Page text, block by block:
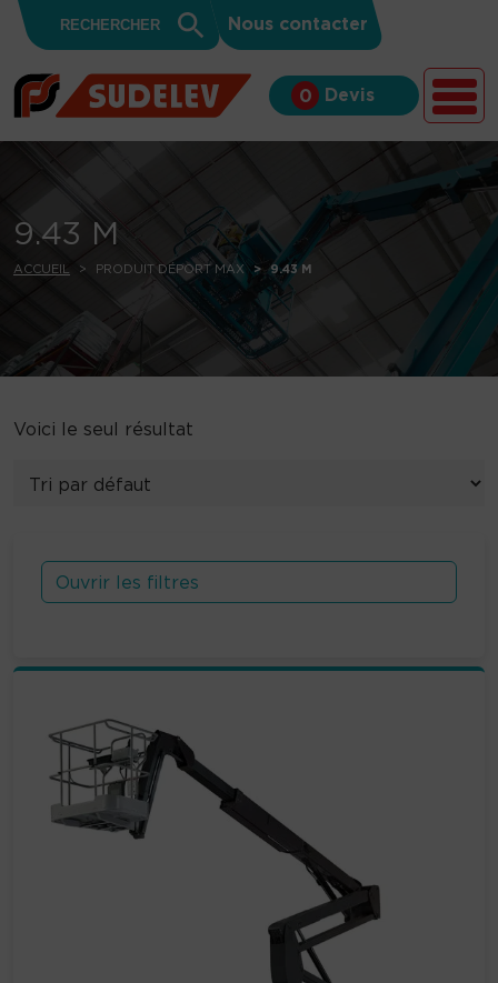
Skip to content
for:
Search
Button
Nous contacter
0 Devis
9.43 M
ACCUEIL PRODUIT DÉPORT MAX 9.43 M
Voici le seul résultat
Ouvrir les filtres